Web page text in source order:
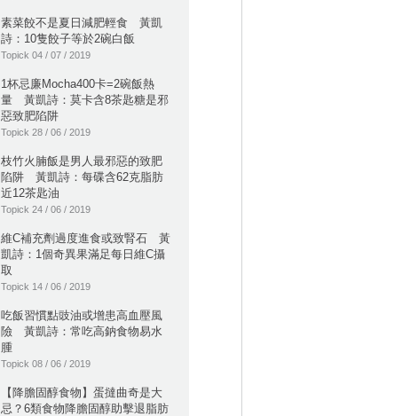
素菜餃不是夏日減肥輕食 黃凱
詩：10隻餃子等於2碗白飯
Topick 04 / 07 / 2019
1杯忌廉Mocha400卡=2碗飯熱
量 黃凱詩：莫卡含8茶匙糖是邪
惡致肥陷阱
Topick 28 / 06 / 2019
枝竹火腩飯是男人最邪惡的致肥
陷阱 黃凱詩：每碟含62克脂肪
近12茶匙油
Topick 24 / 06 / 2019
維C補充劑過度進食或致腎石 黃
凱詩：1個奇異果滿足每日維C攝
取
Topick 14 / 06 / 2019
吃飯習慣點豉油或增患高血壓風
險 黃凱詩：常吃高鈉食物易水
腫
Topick 08 / 06 / 2019
【降膽固醇食物】蛋撻曲奇是大
忌？6類食物降膽固醇助擊退脂肪